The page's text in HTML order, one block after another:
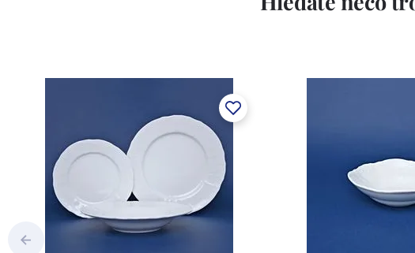
a.s. včetně ochranné známky a technologických
tlakového lití, moderními komorovými pecemi
dekorovat své výrobky pomocí klasických
Concordia Lesov používá ochrannou známku LC a